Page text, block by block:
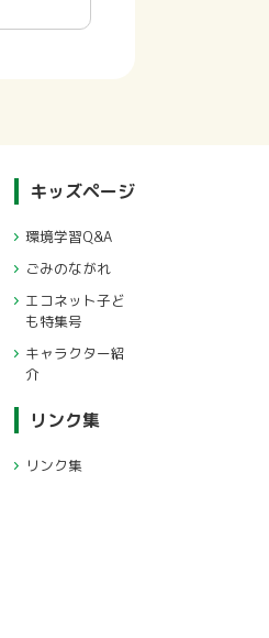
キッズページ
環境学習Q&A
ごみのながれ
エコネット子ど
も特集号
キャラクター紹
介
リンク集
リンク集